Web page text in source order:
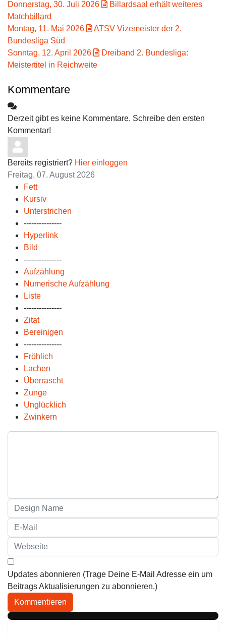
Donnerstag, 30. Juli 2026
Billardsaal erhält weiteres
Matchbillard
Montag, 11. Mai 2026
ATSV Vizemeister der 2.
Bundesliga Süd
Sonntag, 12. April 2026
Dreiband 2. Bundesliga:
Meistertitel in Reichweite
Kommentare
Derzeit gibt es keine Kommentare. Schreibe den ersten
Kommentar!
Bereits registriert? Hier einloggen
Freitag, 07. August 2026
Fett
Kursiv
Unterstrichen
---------------
Hyperlink
Bild
---------------
Aufzählung
Numerische Aufzählung
Liste
---------------
Zitat
Bereinigen
---------------
Fröhlich
Lachen
Überrascht
Zunge
Unglücklich
Zwinkern
Updates abonnieren (Trage Deine E-Mail Adresse ein um
Beitrags Aktualisierungen zu abonnieren.)
Kommentieren